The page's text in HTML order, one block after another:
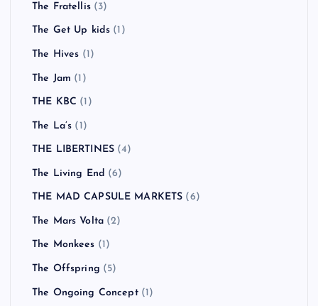
The Fratellis(3)
The Get Up kids (1)
The Hives (1)
The Jam (1)
THE KBC (1)
The La’s (1)
THE LIBERTINES (4)
The Living End (6)
THE MAD CAPSULE MARKETS (6)
The Mars Volta (2)
The Monkees (1)
The Offspring (5)
The Ongoing Concept(1)